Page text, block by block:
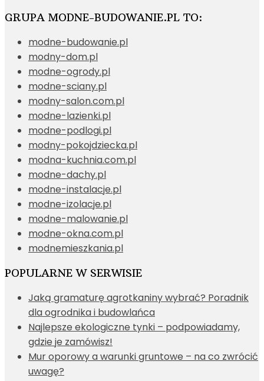
GRUPA MODNE-BUDOWANIE.PL TO:
modne-budowanie.pl
modny-dom.pl
modne-ogrody.pl
modne-sciany.pl
modny-salon.com.pl
modne-lazienki.pl
modne-podlogi.pl
modny-pokojdziecka.pl
modna-kuchnia.com.pl
modne-dachy.pl
modne-instalacje.pl
modne-izolacje.pl
modne-malowanie.pl
modne-okna.com.pl
modnemieszkania.pl
POPULARNE W SERWISIE
Jaką gramaturę agrotkaniny wybrać? Poradnik
dla ogrodnika i budowlańca
Najlepsze ekologiczne tynki – podpowiadamy,
gdzie je zamówisz!
Mur oporowy a warunki gruntowe – na co zwrócić
uwagę?